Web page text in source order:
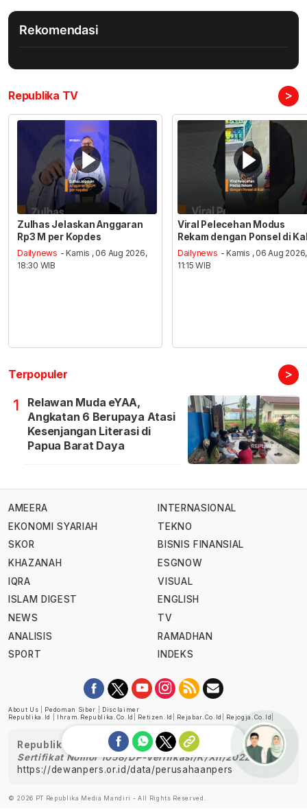
Rekomendasi
Republika TV >
Zulhas Jelaskan Anggaran
Rp3 M per Kopdes
Dailynews - Kamis , 06 Aug 2026,
18:30 WIB
Viral Pelecehan Modus
Rekam dengan Ponsel di
Dailynews - Kamis , 06 Aug 2026,
11:15 WIB
Terpopuler >
1
Relawan Muda eYAA,
Angkatan 6 Berupaya Atasi
Kesenjangan Literasi di
Papua Barat Daya
AMEERA
EKONOMI SYARIAH
SKOR
KHAZANAH
IQRA
ISLAM DIGEST
NEWS
ANALISIS
SPORT
INTERNASIONAL
TEKNO
BISNIS FINANSIAL
ESGNOW
VISUAL
ENGLISH
TV
RAMADHAN
INDEKS
About Us Pedoman Siber
Disclaimer
Republika.id
Ihram.republika.co.id Retizen.id Rejabar.co.id Rejogja.co.id
Republika telah diverifikasi oleh Dewan Pers
Sertifikat Nomor 1058/DP-Verifikasi/K/XII/2022
https://dewanpers.or.id/data/perusahaanpers
© 2026 PT Republika Media Mandiri - All Rights Reserved.